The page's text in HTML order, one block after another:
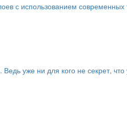
с использованием
уже ни для кого не секрет,